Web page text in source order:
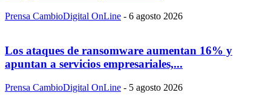
Prensa CambioDigital OnLine - 6 agosto 2026
Los ataques de ransomware aumentan 16% y
apuntan a servicios empresariales,...
Prensa CambioDigital OnLine - 5 agosto 2026